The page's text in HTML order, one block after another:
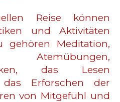
Reise können
und Aktivitäten
gehören Meditation,
Atemübungen,
das Lesen
Erforschen der
von Mitgefühl und